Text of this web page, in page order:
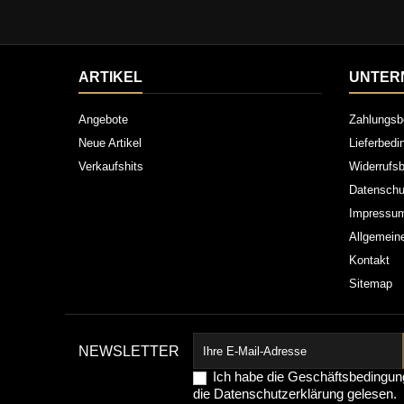
ARTIKEL
Angebote
Neue Artikel
Verkaufshits
Kontakt
Sitemap
NEWSLETTER
Ich habe die
die Datenschutzerklärung gelesen.